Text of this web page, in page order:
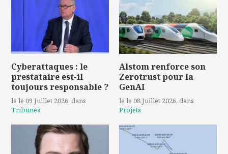
Cyberattaques : le
prestataire est-il
toujours responsable ?
le le 09 Juillet 2026, dans
Tribunes
Alstom renforce son
Zerotrust pour la
GenAI
le le 08 Juillet 2026, dans
Projets